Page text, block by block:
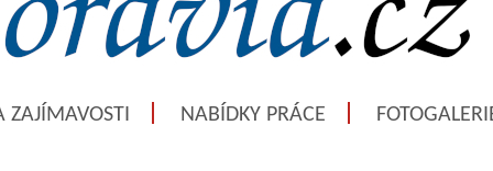
ZAJÍMAVOSTI NABÍDKY PRÁCE